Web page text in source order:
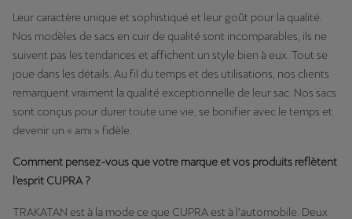
Leur caractère unique et sophistiqué et leur goût pour la qualité.
Nos modèles de sacs en cuir de qualité sont incomparables, ils ne
suivent pas les tendances et affichent un style bien à eux. Tout se
joue dans les détails. Au fil du temps et des utilisations, nos clients
remarquent vraiment la qualité exceptionnelle de leur sac. Nos sacs
sont conçus pour durer toute une vie, se bonifier avec le temps et
devenir un « ami » fidèle.
Comment pensez-vous que votre marque et vos produits reflètent
l’esprit CUPRA ?
TRAKATAN est à la mode ce que CUPRA est à l’automobile. Deux